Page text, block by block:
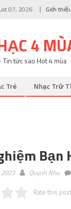
07, 2026 Giới thiệu
4
Tin tức sao Hot 4 mùa
Trẻ Nhạc Trữ
Bạn
2023 Quynh Nhu
Rate this post